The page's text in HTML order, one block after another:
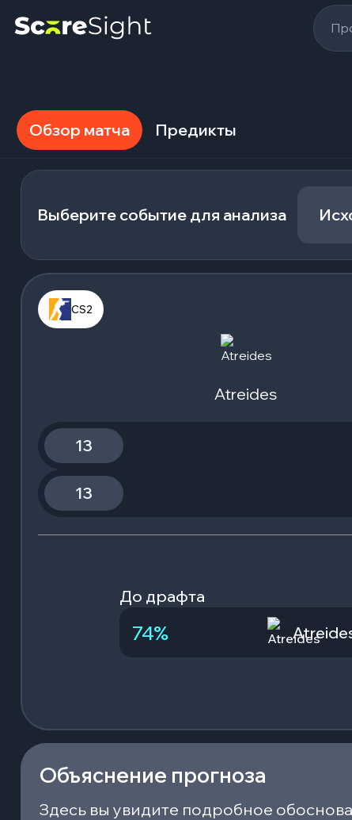
Обзор матча Предикты
Выберите событие для анализа
CS2
Atreides
13
13
До драфта
74%
Объяснение прогноза
Здесь вы увидите подробное